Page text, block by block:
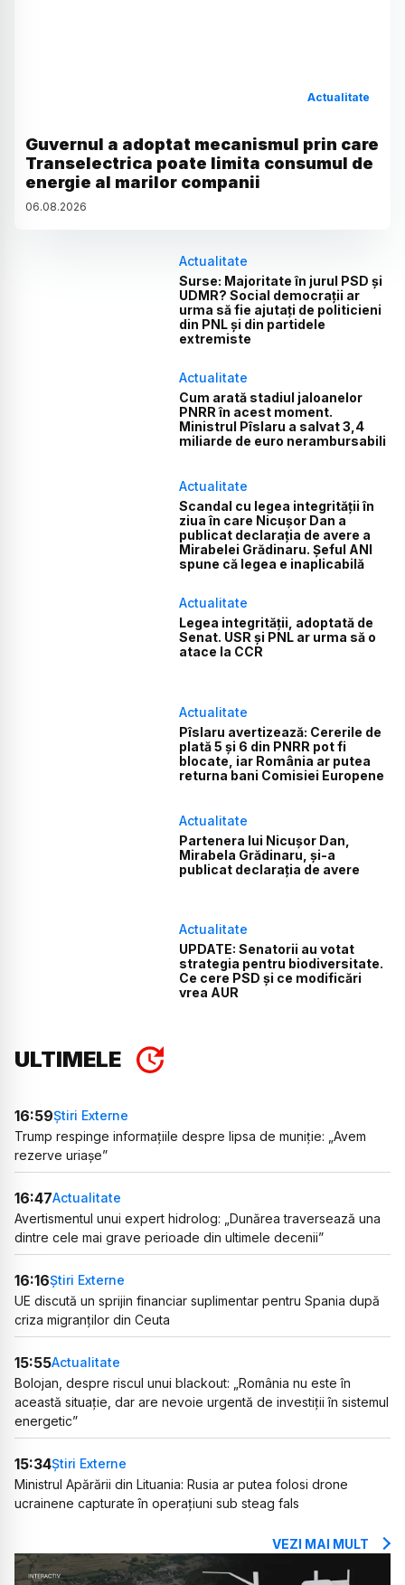
Actualitate
Guvernul a adoptat mecanismul prin care
Transelectrica poate limita consumul de
energie al marilor companii
06.08.2026
Actualitate
Surse: Majoritate în jurul PSD și
UDMR? Social democrații ar
urma să fie ajutați de politicieni
din PNL și din partidele
extremiste
Actualitate
Cum arată stadiul jaloanelor
PNRR în acest moment.
Ministrul Pîslaru a salvat 3,4
miliarde de euro nerambursabili
Actualitate
Scandal cu legea integrității în
ziua în care Nicușor Dan a
publicat declarația de avere a
Mirabelei Grădinaru. Șeful ANI
spune că legea e inaplicabilă
Actualitate
Legea integrității, adoptată de
Senat. USR și PNL ar urma să o
atace la CCR
Actualitate
Pîslaru avertizează: Cererile de
plată 5 și 6 din PNRR pot fi
blocate, iar România ar putea
returna bani Comisiei Europene
Actualitate
Partenera lui Nicușor Dan,
Mirabela Grădinaru, și-a
publicat declarația de avere
Actualitate
UPDATE: Senatorii au votat
strategia pentru biodiversitate.
Ce cere PSD și ce modificări
vrea AUR
ULTIMELE
16:59Știri Externe
Trump respinge informațiile despre lipsa de muniție: „Avem
rezerve uriașe”
16:47Actualitate
Avertismentul unui expert hidrolog: „Dunărea traversează una
dintre cele mai grave perioade din ultimele decenii”
16:16Știri Externe
UE discută un sprijin financiar suplimentar pentru Spania după
criza migranților din Ceuta
15:55Actualitate
Bolojan, despre riscul unui blackout: „România nu este în
această situație, dar are nevoie urgentă de investiții în sistemul
energetic”
15:34Știri Externe
Ministrul Apărării din Lituania: Rusia ar putea folosi drone
ucrainene capturate în operațiuni sub steag fals
VEZI MAI MULT